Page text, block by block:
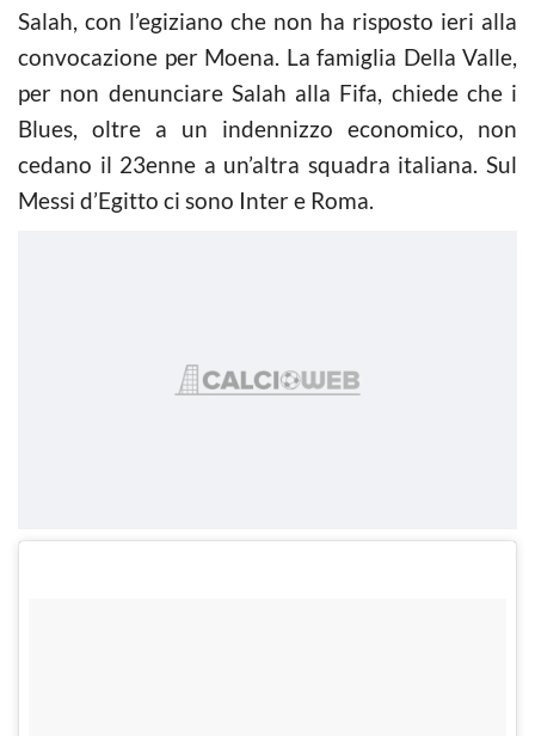
Salah, con l’egiziano che non ha risposto ieri alla
convocazione per Moena. La famiglia Della Valle,
per non denunciare Salah alla Fifa, chiede che i
Blues, oltre a un indennizzo economico, non
cedano il 23enne a un’altra squadra italiana. Sul
Messi d’Egitto ci sono Inter e Roma.